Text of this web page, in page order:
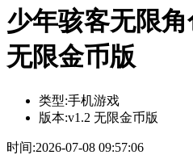
少年骇客无限
无限金币版
类型:手机游戏
版本:v1.2 无限金币版
时间:2026-07-08 09:57:06